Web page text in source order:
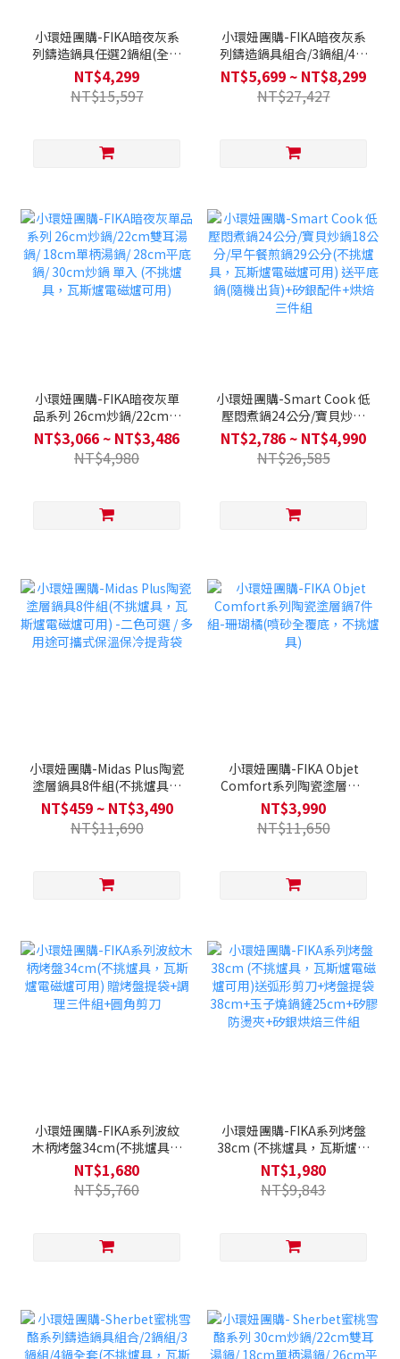
小環妞團購-FIKA暗夜灰系
列鑄造鍋具任選2鍋組(全覆
底/不挑爐具，瓦斯爐電磁爐
可用)送平底鍋(隨機款)+矽
銀配件+烘焙三件組+通用鍋
NT$4,299
NT$15,597
小環妞團購-FIKA暗夜灰系
列鑄造鍋具組合/3鍋組/4鍋
組/5鍋全套(全覆底/不挑爐
具，瓦斯爐電磁爐可用)送平
底鍋(隨機款)+矽銀配件+烘
NT$5,699 ~ NT$8,299
NT$27,427
小環妞團購-FIKA暗夜灰單
品系列 26cm炒鍋/22cm雙
耳湯鍋/ 18cm單柄湯鍋/
28cm平底鍋/ 30cm炒鍋 單
入 (不挑爐具，瓦斯爐電磁
NT$3,066 ~ NT$3,486
NT$4,980
小環妞團購-Smart Cook 低
壓悶煮鍋24公分/寶貝炒鍋
18公分/早午餐煎鍋29公分
(不挑爐具，瓦斯爐電磁爐可
用) 送平底鍋(隨機出貨)+矽
NT$2,786 ~ NT$4,990
NT$26,585
小環妞團購-Midas Plus陶瓷
塗層鍋具8件組(不挑爐具，
瓦斯爐電磁爐可用) -二色可
選 / 多用途可攜式保溫保冷
提背袋
NT$459 ~ NT$3,490
NT$11,690
小環妞團購-FIKA Objet
Comfort系列陶瓷塗層鍋7
件組-珊瑚橘(噴砂全覆底，
不挑爐具)
NT$3,990
NT$11,650
小環妞團購-FIKA系列波紋
木柄烤盤34cm(不挑爐具，
瓦斯爐電磁爐可用) 贈烤盤
提袋+調理三件組+圓角剪刀
NT$1,680
NT$5,760
小環妞團購-FIKA系列烤盤
38cm (不挑爐具，瓦斯爐電
磁爐可用)送弧形剪刀+烤盤
提袋38cm+玉子燒鍋鏟
25cm+矽膠防燙夾+矽銀烘
NT$1,980
NT$9,843